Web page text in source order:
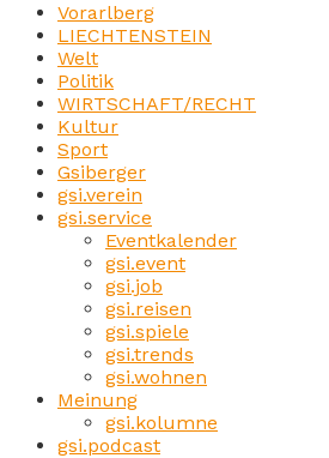
Vorarlberg
LIECHTENSTEIN
Welt
Politik
WIRTSCHAFT/RECHT
Kultur
Sport
Gsiberger
gsi.verein
gsi.service
Eventkalender
gsi.event
gsi.job
gsi.reisen
gsi.spiele
gsi.trends
gsi.wohnen
Meinung
gsi.kolumne
gsi.podcast